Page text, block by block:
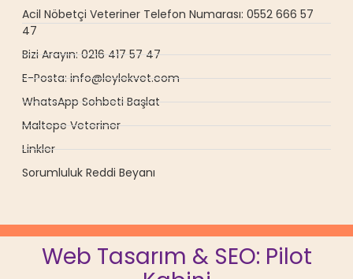
Acil Nöbetçi Veteriner Telefon Numarası: 0552 666 57
47
Bizi Arayın: 0216 417 57 47
E-Posta: info@leylekvet.com
WhatsApp Sohbeti Başlat
Maltepe Veteriner
Linkler
Sorumluluk Reddi Beyanı
Web Tasarım & SEO: Pilot